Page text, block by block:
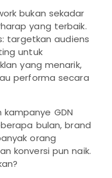
bukan sekadar
yang terbaik.
targetkan audiens
untuk
yang menarik,
performa secara
GDN
bulan, brand
orang
konversi pun naik.